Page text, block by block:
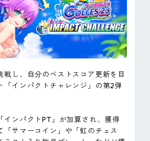
戦し、自分のベストスコア更新を目
「インパクトチャレンジ」の第2弾
インパクトPT」が加算され、獲得
「サマーコイン」や「虹のチェス